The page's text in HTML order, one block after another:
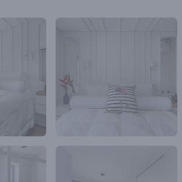
direta ficam por conta das luminárias
destaque da forração de madeira com as
na área de uso com banquetas da ilha. Uma
faz o suporte caso haja necessidade de mais
como contemporâneo, pois temos
e rústicos por todo o apartamento.